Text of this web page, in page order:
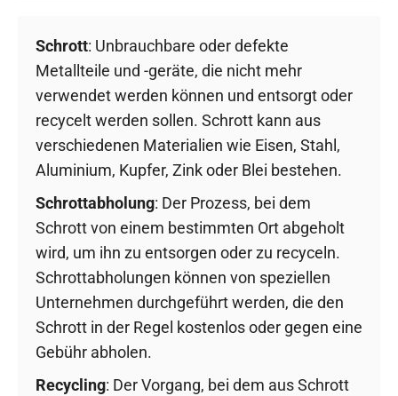
Schrott: Unbrauchbare oder defekte
Metallteile und -geräte, die nicht mehr
verwendet werden können und entsorgt oder
recycelt werden sollen. Schrott kann aus
verschiedenen Materialien wie Eisen, Stahl,
Aluminium, Kupfer, Zink oder Blei bestehen.
Schrottabholung: Der Prozess, bei dem
Schrott von einem bestimmten Ort abgeholt
wird, um ihn zu entsorgen oder zu recyceln.
Schrottabholungen können von speziellen
Unternehmen durchgeführt werden, die den
Schrott in der Regel kostenlos oder gegen eine
Gebühr abholen.
Recycling: Der Vorgang, bei dem aus Schrott